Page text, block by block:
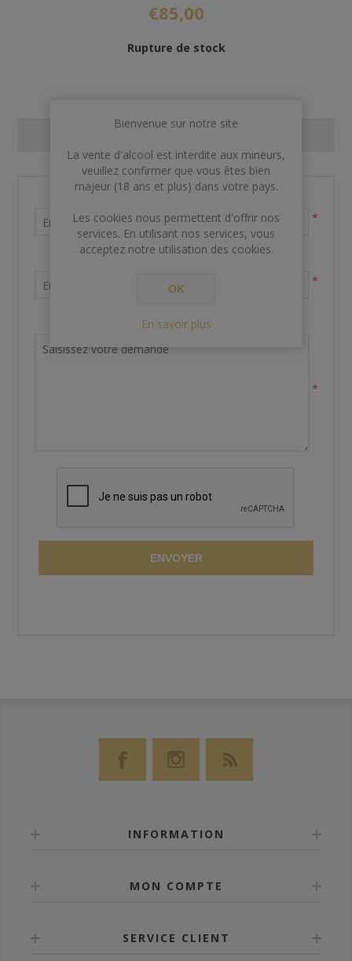
€85,00
Rupture de stock
Nom et prénom
*
*
Demande de renseignements
*
ENVOYER
INFORMATION
MON COMPTE
SERVICE CLIENT
Bienvenue sur notre site
La vente d'alcool est interdite aux mineurs,
veuillez confirmer que vous êtes bien
majeur (18 ans et plus) dans votre pays.
Les cookies nous permettent d'offrir nos
services. En utilisant nos services, vous
acceptez notre utilisation des cookies.
OK
En savoir plus